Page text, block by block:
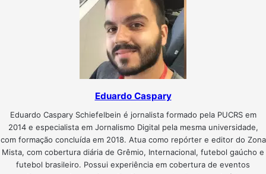
Eduardo Caspary
Eduardo Caspary Schiefelbein é jornalista formado pela PUCRS em
2014 e especialista em Jornalismo Digital pela mesma universidade,
com formação concluída em 2018. Atua como repórter e editor do Zona
Mista, com cobertura diária de Grêmio, Internacional, futebol gaúcho e
futebol brasileiro. Possui experiência em cobertura de eventos